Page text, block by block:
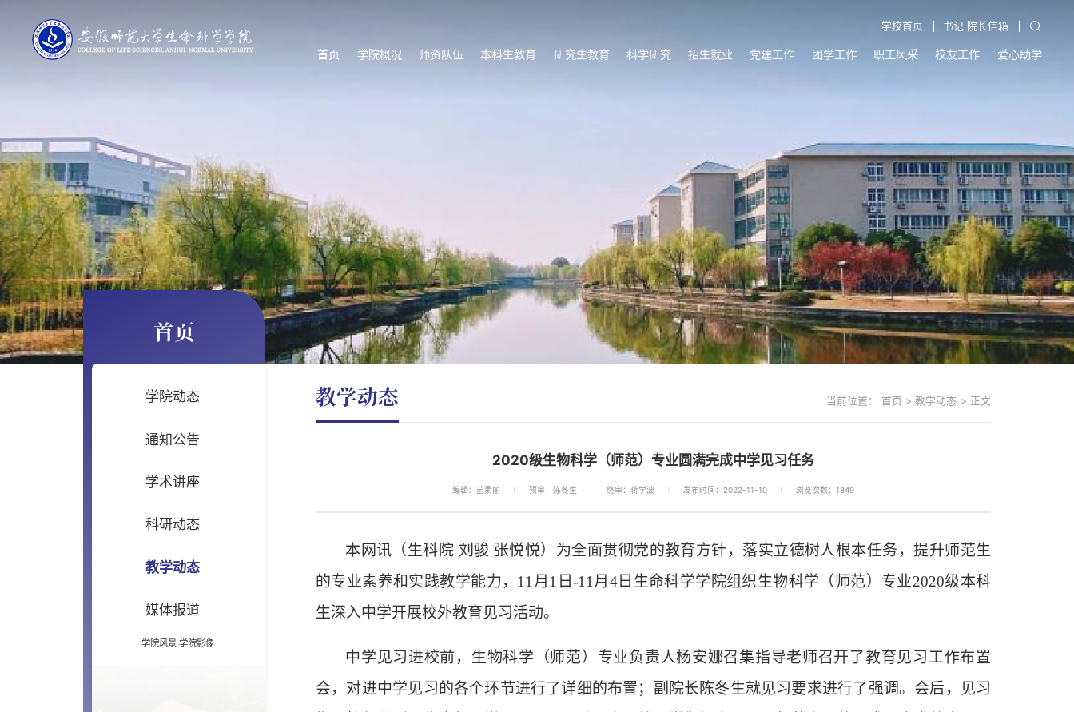
学校首页 书记 院长信箱
首页 学院概况 师资队伍 本科生教育 研究生教育 科学研究 招生就业 党建工作 团学工作 职工风采 校友工作 爱心助学
首页
学院动态
通知公告
学术讲座
科研动态
教学动态
媒体报道
学院风景 学院影像
教学动态 当前位置： 首页 > 教学动态 > 正文
2020级生物科学（师范）专业圆满完成中学见习任务
编辑：苗素丽 预审：陈冬生 终审：蒋学波 发布时间：2022-11-10 浏览次数：1849
本网讯（生科院 刘骏 张悦悦）为全面贯彻党的教育方针，落实立德树人根本任务，提升师范生
的专业素养和实践教学能力， 11月1日-11月4日生命科学学院组织生物科学（师范）专业2020级本科
生深入中学开展校外教育见习活动。
中学见习进校前，生物科学（师范）专业负责人杨安娜召集指导老师召开了教育见习工作布置
会，对进中学见习的各个环节进行了详细的布置；副院长陈冬生就见习要求进行了强调。会后，见习